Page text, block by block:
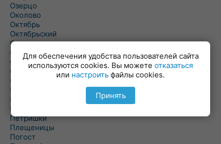
Озерцо
Околово
Октябрь
Октябрьский
Олехновичи
Омговичи
Оношки
Осовец
Острошицкий Городок
Пасека
Пастовичи
Першаи
Петришки
Плещеницы
Погост
Для обеспечения удобства пользователей сайта
используются cookies. Вы можете отказаться
или настроить файлы cookies.
Принять